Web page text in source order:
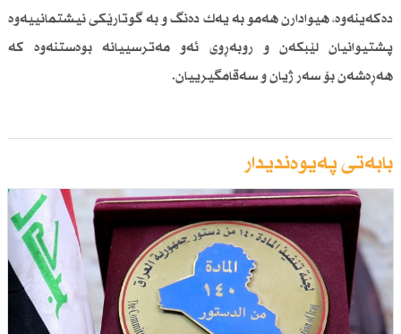
دەكەینەوە، هیوادارن هەمو بە یەك دەنگ و بە گوتارێكی نیشتمانییەوە
پشتیوانیان لێبكەن و روبەڕوی ئەو مەترسییانە بوەستنەوە كە
هەڕەشەن بۆ سەر ژیان و سەقامگیرییان.
بابەتی پەیوەندیدار